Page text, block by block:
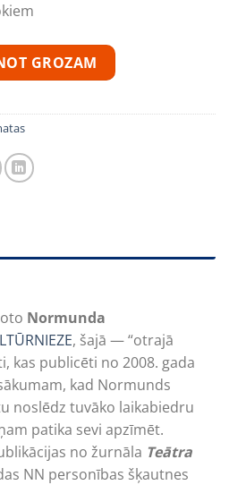
GROZAM
Normunda
, šajā — “otrajā
kas publicēti no 2008. gada
kad Normunds
noslēdz tuvāko laikabiedru
patika sevi apzīmēt.
no žurnāla Teātra
NN personības šķautnes